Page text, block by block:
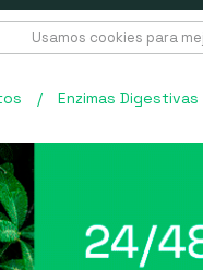
Usamos cookies para
/ Enzimas